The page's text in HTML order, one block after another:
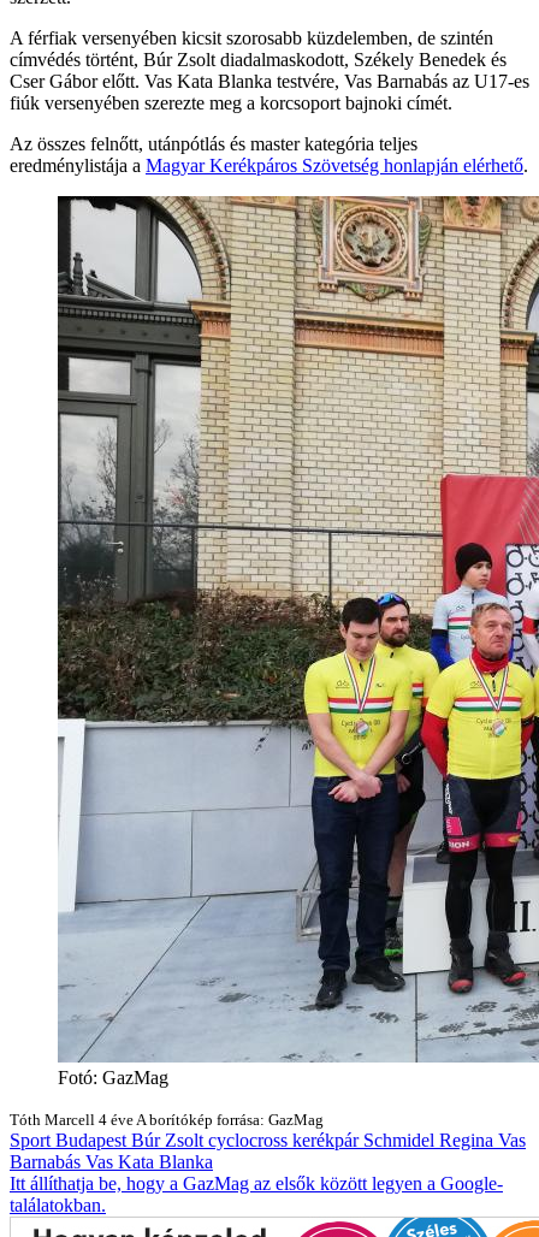
A férfiak versenyében kicsit szorosabb küzdelemben, de szintén
címvédés történt, Búr Zsolt diadalmaskodott, Székely Benedek és
Cser Gábor előtt. Vas Kata Blanka testvére, Vas Barnabás az U17-es
fiúk versenyében szerezte meg a korcsoport bajnoki címét.
Az összes felnőtt, utánpótlás és master kategória teljes
eredménylistája a Magyar Kerékpáros Szövetség honlapján elérhető.
Fotó: GazMag
Tóth Marcell 4 éve A borítókép forrása: GazMag
Sport Budapest Búr Zsolt cyclocross kerékpár Schmidel Regina Vas
Barnabás Vas Kata Blanka
Itt állíthatja be, hogy a GazMag az elsők között legyen a Google-
találatokban.